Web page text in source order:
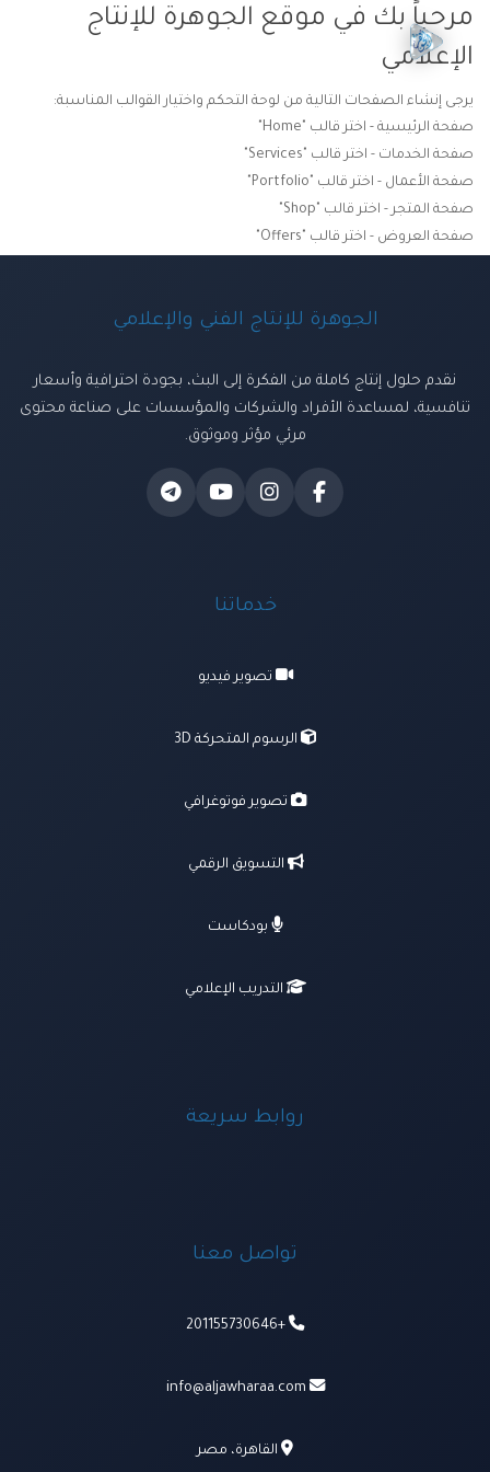
مرحباً بك في موقع الجوهرة للإنتاج
الإعلامي
يرجى إنشاء الصفحات التالية من لوحة التحكم واختيار القوالب المناسبة:
صفحة الرئيسية - اختر قالب "Home"
صفحة الخدمات - اختر قالب "Services"
صفحة الأعمال - اختر قالب "Portfolio"
صفحة المتجر - اختر قالب "Shop"
صفحة العروض - اختر قالب "Offers"
الجوهرة للإنتاج الفني والإعلامي
نقدم حلول إنتاج كاملة من الفكرة إلى البث، بجودة احترافية وأسعار
تنافسية، لمساعدة الأفراد والشركات والمؤسسات على صناعة محتوى
مرئي مؤثر وموثوق.
خدماتنا
تصوير فيديو
الرسوم المتحركة 3D
تصوير فوتوغرافي
التسويق الرقمي
بودكاست
التدريب الإعلامي
روابط سريعة
تواصل معنا
+201155730646
info@aljawharaa.com
القاهرة، مصر